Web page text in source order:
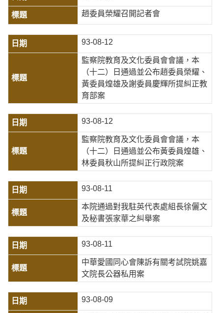
趙委員榮耀召開記者會
93-08-12
監察院教育及文化委員會會議，本
（十二）日通過並公布趙委員榮耀、
黃委員煌雄及謝委員慶輝所提糾正教
育部案
93-08-12
監察院教育及文化委員會會議，本
（十二）日通過並公布黃委員煌雄、
林委員秋山所提糾正行政院案
93-08-11
本院通過對我駐英代表處組長徐儷文
及秘書張家華之糾舉案
93-08-11
中華愛國同心會陳訴有關考試院姚嘉
文院長公器私用案
93-08-09